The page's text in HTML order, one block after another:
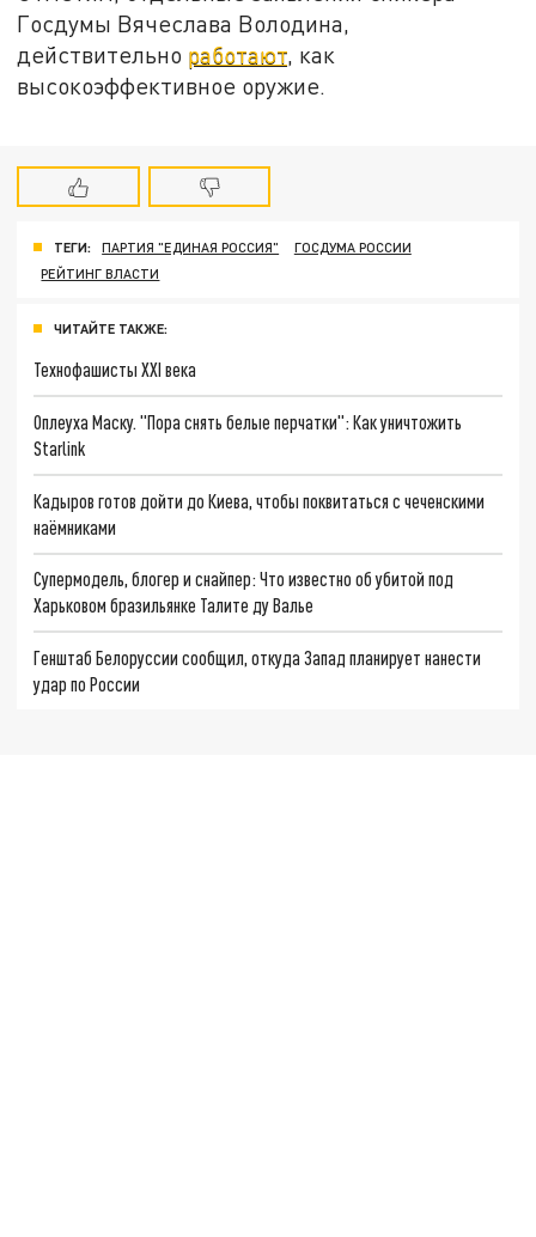
Госдумы Вячеслава Володина,
действительно работают, как
высокоэффективное оружие.
ТЕГИ: ПАРТИЯ "ЕДИНАЯ РОССИЯ"
ГОСДУМА РОССИИ
РЕЙТИНГ ВЛАСТИ
ЧИТАЙТЕ ТАКЖЕ:
Технофашисты XXI века
Оплеуха Маску. "Пора снять белые перчатки": Как уничтожить
Starlink
Кадыров готов дойти до Киева, чтобы поквитаться с чеченскими
наёмниками
Супермодель, блогер и снайпер: Что известно об убитой под
Харьковом бразильянке Талите ду Валье
Генштаб Белоруссии сообщил, откуда Запад планирует нанести
удар по России